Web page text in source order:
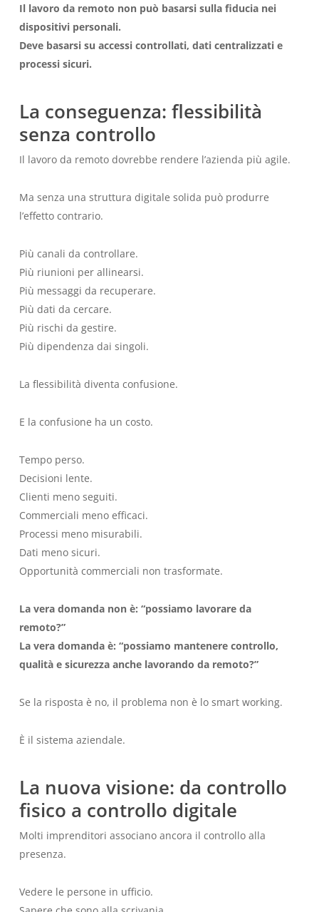
Il lavoro da remoto non può basarsi sulla fiducia nei
dispositivi personali.
Deve basarsi su accessi controllati, dati centralizzati e
processi sicuri.
La conseguenza: flessibilità
senza controllo
Il lavoro da remoto dovrebbe rendere l’azienda più agile.
Ma senza una struttura digitale solida può produrre
l’effetto contrario.
Più canali da controllare.
Più riunioni per allinearsi.
Più messaggi da recuperare.
Più dati da cercare.
Più rischi da gestire.
Più dipendenza dai singoli.
La flessibilità diventa confusione.
E la confusione ha un costo.
Tempo perso.
Decisioni lente.
Clienti meno seguiti.
Commerciali meno efficaci.
Processi meno misurabili.
Dati meno sicuri.
Opportunità commerciali non trasformate.
La vera domanda non è: “possiamo lavorare da
remoto?”
La vera domanda è: “possiamo mantenere controllo,
qualità e sicurezza anche lavorando da remoto?”
Se la risposta è no, il problema non è lo smart working.
È il sistema aziendale.
La nuova visione: da controllo
fisico a controllo digitale
Molti imprenditori associano ancora il controllo alla
presenza.
Vedere le persone in ufficio.